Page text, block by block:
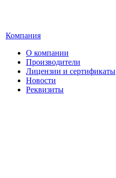
Компания
О компании
Производители
Лицензии и сертификаты
Новости
Реквизиты